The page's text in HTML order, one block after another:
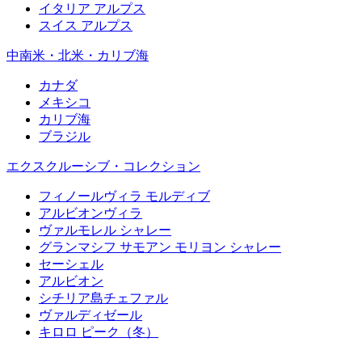
イタリア アルプス
スイス アルプス
中南米・北米・カリブ海
カナダ
メキシコ
カリブ海
ブラジル
エクスクルーシブ・コレクション
フィノールヴィラ モルディブ
アルビオンヴィラ
ヴァルモレル シャレー
グランマシフ サモアン モリヨン シャレー
セーシェル
アルビオン
シチリア島チェファル
ヴァルディゼール
キロロ ピーク（冬）